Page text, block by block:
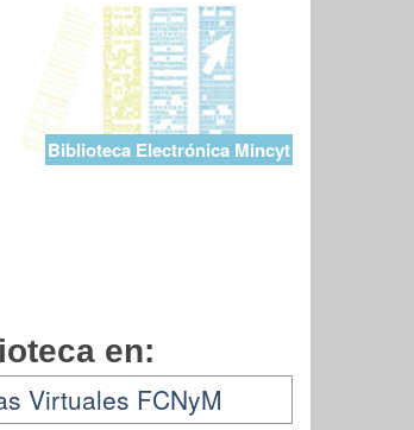
Biblioteca Electrónica Mincyt
en:
Virtuales FCNyM